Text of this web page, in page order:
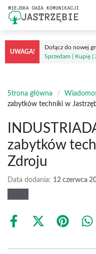
Przejdź
treści
UWAGA!
Dołącz do nowej
Sprzedam | Kupię |
Strona główna /
zabytków techniki w
zabytków
Zdroju
Data dodania: 12 czerwca
Share
Share
(Twitter)
Share